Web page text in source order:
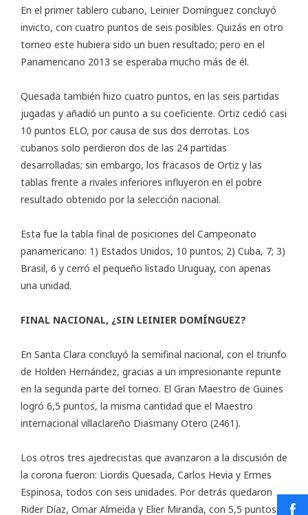
En el primer tablero cubano, Leinier Domínguez concluyó
invicto, con cuatro puntos de seis posibles. Quizás en otro
torneo este hubiera sido un buen resultado; pero en el
Panamericano 2013 se esperaba mucho más de él.
Quesada también hizo cuatro puntos, en las seis partidas
jugadas y añadió un punto a su coeficiente. Ortiz cedió casi
10 puntos ELO, por causa de sus dos derrotas. Los
cubanos solo perdieron dos de las 24 partidas
desarrolladas; sin embargo, los fracasos de Ortiz y las
tablas frente a rivales inferiores influyeron en el pobre
resultado obtenido por la selección nacional.
Esta fue la tabla final de posiciones del Campeonato
panamericano: 1) Estados Unidos, 10 puntos; 2) Cuba, 7; 3)
Brasil, 6 y cerró el pequeño listado Uruguay, con apenas
una unidad.
FINAL NACIONAL, ¿SIN LEINIER DOMÍNGUEZ?
En Santa Clara concluyó la semifinal nacional, con el triunfo
de Holden Hernández, gracias a un impresionante repunte
en la segunda parte del torneo. El Gran Maestro de Güines
logró 6,5 puntos, la misma cantidad que el Maestro
internacional villaclareño Diasmany Otero (2461).
Los otros tres ajedrecistas que avanzaron a la discusión de
la corona fueron: Liordis Quesada, Carlos Hevia y Ermes
Espinosa, todos con seis unidades. Por detrás quedaron
Rider Díaz, Omar Almeida y Elier Miranda, con 5,5 puntos;